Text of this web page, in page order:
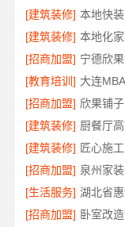
[建筑装修]
[建筑装修]
[招商加盟] 宁德欣
[教育培训] 大连
[招商加盟] 欣果铺
[建筑装修]
[建筑装修]
[招商加盟] 泉州家
[生活服务]
[招商加盟] 卧室改